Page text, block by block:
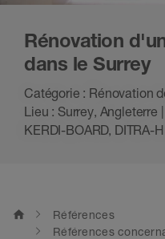
Rénovation
dans le Surrey
Catégorie : Rénovation
Lieu : Surrey, Angleterre
KERDI-BOARD, DITRA-
home
Références
Références